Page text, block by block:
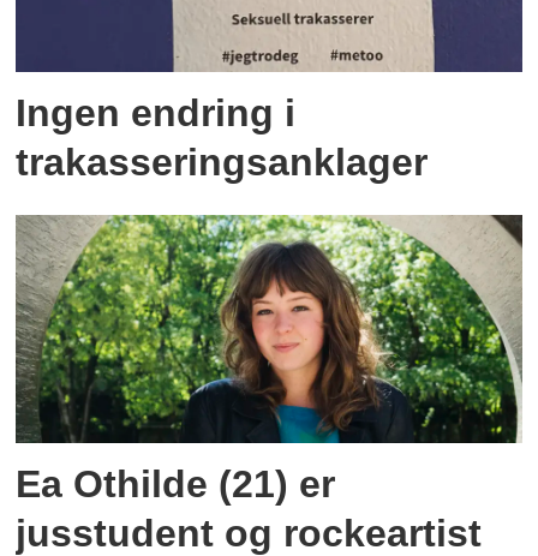
Ingen endring i
trakasseringsanklager
Ea Othilde (21) er
jusstudent og rockeartist